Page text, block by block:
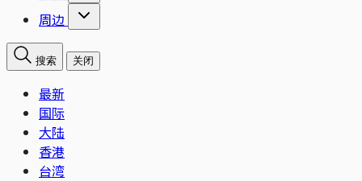
周边
搜索 关闭
最新
国际
大陆
香港
台湾